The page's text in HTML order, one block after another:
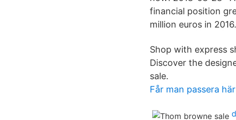
financial position
million euros in 2016.
Shop with express
Discover the
sale.
Får man passera